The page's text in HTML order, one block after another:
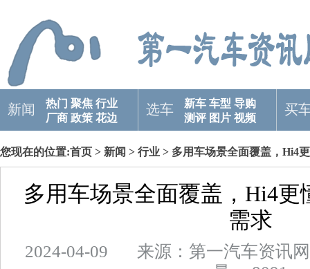
新闻 热门 聚焦 行业
厂商 政策 花边
选车 新车 车型 导购
测评 图片 视频
买
您现在的位置:首页 > 新闻 > 行业 > 多用车场景全面覆盖，Hi4
多用车场景全面覆盖，Hi4更
需求
2024-04-09 来源：第一汽车资